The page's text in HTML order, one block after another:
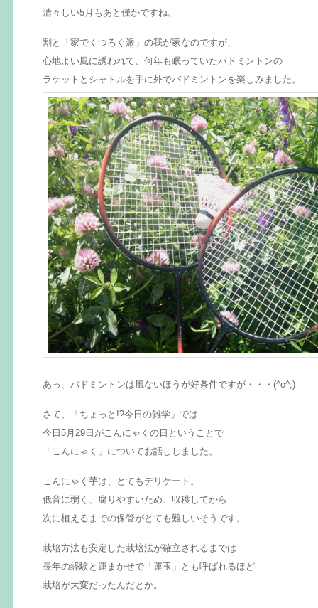
清々しい5月もあと僅かですね。
割と「家でくつろぐ派」の我が家なのですが、
心地よい風に誘われて、何年も眠っていたバドミントンの
ラケットとシャトルを手に外でバドミントンを楽しみました。
あっ、バドミントンは風ないほうが好条件ですが・・・(^o^;)
さて、「ちょっと!?今日の雑学」では
今日5月29日がこんにゃくの日ということで
「こんにゃく」についてお話ししました。
こんにゃく芋は、とてもデリケート。
低音に弱く、腐りやすいため、収穫してから
次に植えるまでの保管がとても難しいそうです。
栽培方法も安定した栽培法が確立されるまでは
長年の経験と運まかせで「運玉」とも呼ばれるほど
栽培が大変だったんだとか。